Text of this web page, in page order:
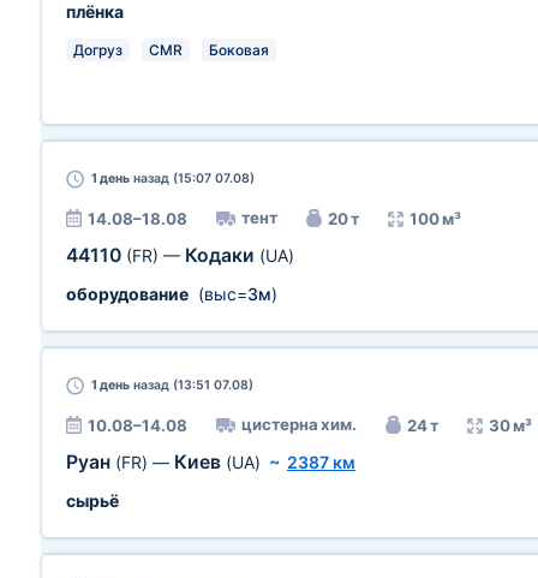
плёнка
Догруз CMR Боковая
1 день назад (15:07 07.08)
14.08–18.08 тент 20 т 100 м³
44110 (FR) — Кодаки (UA)
оборудование (выс=3м)
1 день назад (13:51 07.08)
10.08–14.08 цистерна хим. 24 т 30 м³
Руан (FR) — Киев (UA) ~ 2387 км
сырьё